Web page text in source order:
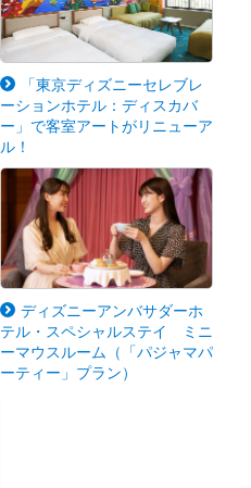
「東京ディズニーセレブレ
ーションホテル：ディスカバ
ー」で客室アートがリニューア
ル！
ディズニーアンバサダーホ
テル・スペシャルステイ ミニ
ーマウスルーム（「パジャマパ
ーティー」プラン）